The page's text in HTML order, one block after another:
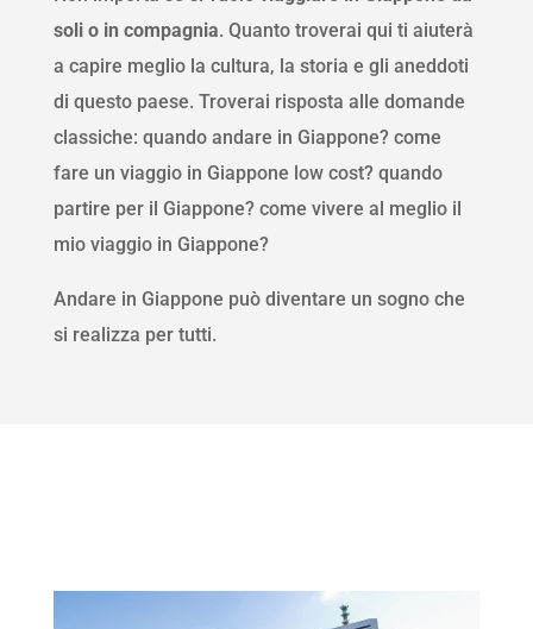
soli o in compagnia. Quanto troverai qui ti aiuterà
a capire meglio la cultura, la storia e gli aneddoti
di questo paese. Troverai risposta alle domande
classiche: quando andare in Giappone? come
fare un viaggio in Giappone low cost? quando
partire per il Giappone? come vivere al meglio il
mio viaggio in Giappone?
Andare in Giappone può diventare un sogno che
si realizza per tutti.